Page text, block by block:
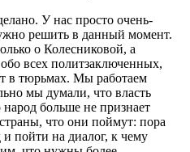
У нас просто очень-
решить в данный момент.
о Колесниковой, а
всех политзаключенных,
в тюрьмах. Мы работаем
мы думали, что власть
больше не признает
что они поймут: пора
пойти на диалог, к чему